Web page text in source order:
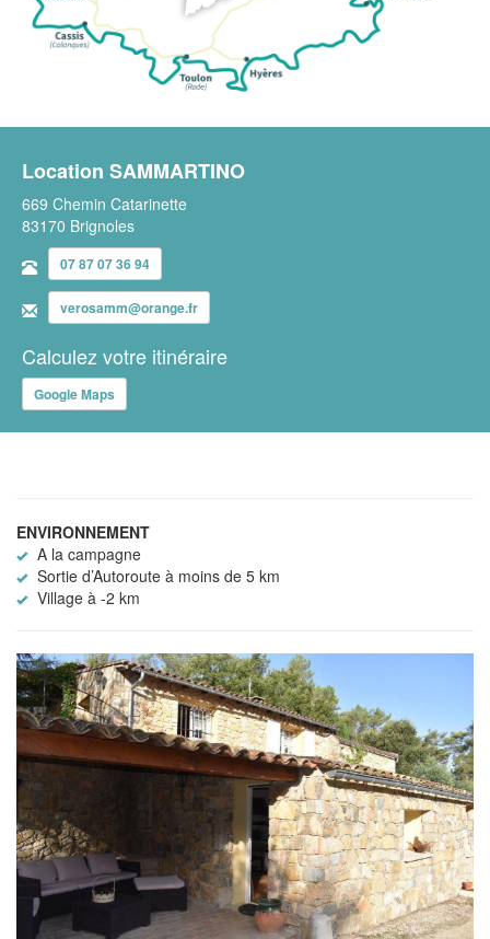
Location SAMMARTINO
669 Chemin Catarinette
83170 Brignoles
07 87 07 36 94
verosamm@orange.fr
Calculez votre itinéraire
Google Maps
ENVIRONNEMENT
A la campagne
Sortie d’Autoroute à moins de 5 km
Village à -2 km